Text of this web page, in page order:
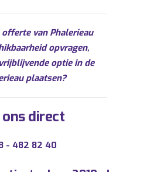
van Phalerieau
opvragen,
optie in de
plaatsen?
direct
- 482 82 40